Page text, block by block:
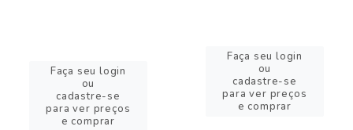
Faça seu login
ou
cadastre-se
para ver preços
e comprar
Faça seu login
ou
cadastre-se
para ver preços
e comprar